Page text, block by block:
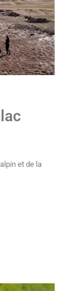
et de la